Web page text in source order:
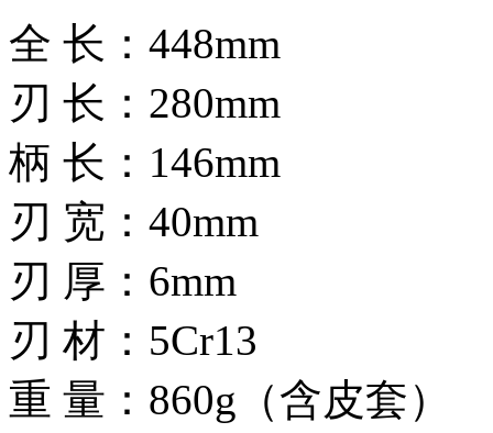
全 长：448mm
刃 长：280mm
柄 长：146mm
刃 宽：40mm
刃 厚：6mm
刃 材：5Cr13
重 量：860g（含皮套）